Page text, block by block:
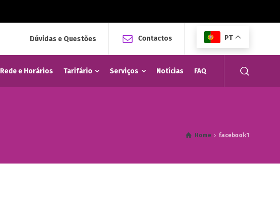
Dúvidas e Questões Contactos PT
Rede e Horários Tarifário Serviços Notícias FAQ
Home facebook1